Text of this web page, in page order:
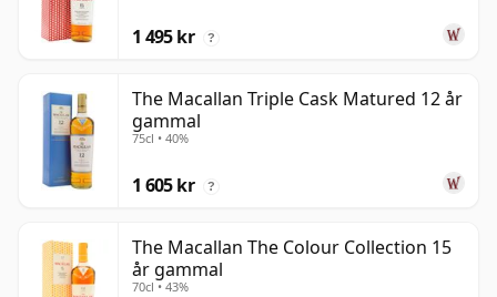
1 495 kr ?
The Macallan Triple Cask Matured 12 år
gammal
75cl • 40%
1 605 kr ?
The Macallan The Colour Collection 15
år gammal
70cl • 43%